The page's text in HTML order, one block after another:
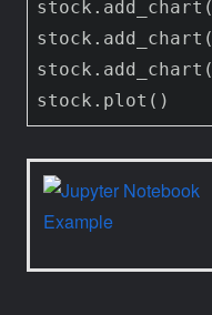
stock.add_chart(
stock.add_chart(
stock.add_chart(